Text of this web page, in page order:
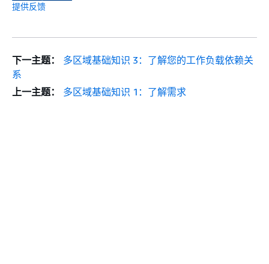
提供反馈
下一主题：
多区域基础知识 3：了解您的工作负载依赖关
系
上一主题：
多区域基础知识 1：了解需求